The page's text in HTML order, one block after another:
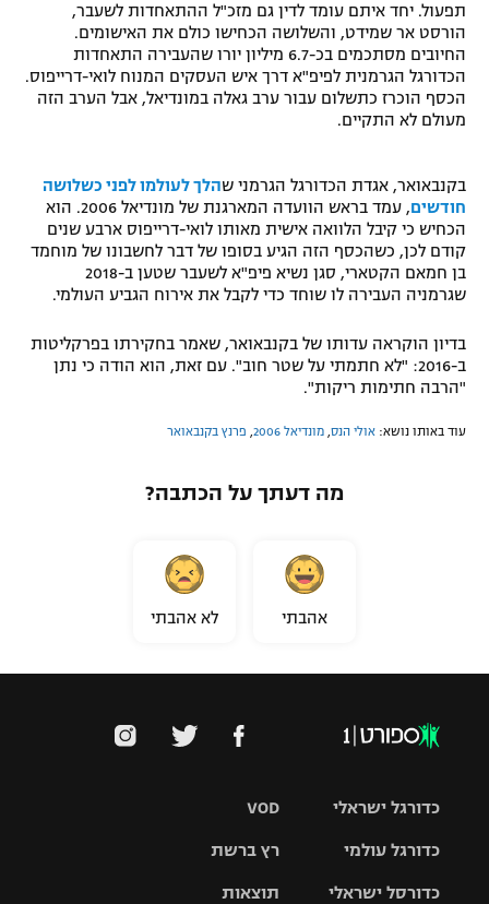
תגיות
המגזין
תפעול. יחד איתם עומד לדין גם מזכ"ל ההתאחדות לשעבר,
הורסט אר שמידט, והשלושה הכחישו כולם את האישומים.
החיובים מסתכמים בכ-6.7 מיליון יורו שהעבירה התאחדות
הכדורגל הגרמנית לפיפ"א דרך איש העסקים המנוח לואי-דרייפוס.
הכסף הוכרז כתשלום עבור ערב גאלה במונדיאל, אבל הערב הזה
מעולם לא התקיים.
בקנבאואר, אגדת הכדורגל הגרמני שהלך לעולמו לפני כשלושה
חודשים
, עמד בראש הוועדה המארגנת של מונדיאל 2006. הוא
הכחיש כי קיבל הלוואה אישית מאותו לואי-דרייפוס ארבע שנים
קודם לכן, כשהכסף הזה הגיע בסופו של דבר לחשבונו של מוחמד
בן חמאם הקטארי, סגן נשיא פיפ"א לשעבר שטען ב-2018
שגרמניה העבירה לו שוחד כדי לקבל את אירוח הגביע העולמי.
בדיון הוקראה עדותו של בקנבאואר, שאמר בחקירתו בפרקליטות
ב-2016: "לא חתמתי על שטר חוב". עם זאת, הוא הודה כי נתן
"הרבה חתימות ריקות".
עוד באותו נושא: אולי הנס, מונדיאל 2006 , פרנץ בקנבאואר
מה דעתך על הכתבה?
אהבתי לא אהבתי
VOD
רץ ברשת
תוצאות
כדורגל ישראלי
כדורגל עולמי
כדורסל ישראלי